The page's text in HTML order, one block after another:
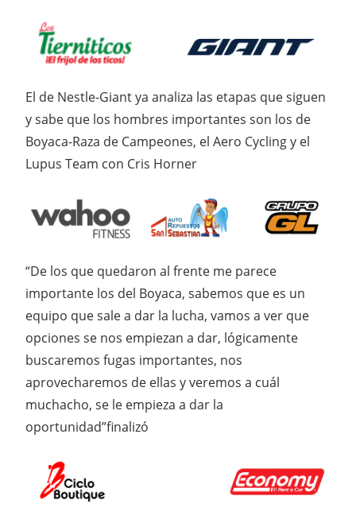
El de Nestle-Giant ya analiza las etapas que siguen
y sabe que los hombres importantes son los de
Boyaca-Raza de Campeones, el Aero Cycling y el
Lupus Team con Cris Horner
“De los que quedaron al frente me parece
importante los del Boyaca, sabemos que es un
equipo que sale a dar la lucha, vamos a ver que
opciones se nos empiezan a dar, lógicamente
buscaremos fugas importantes, nos
aprovecharemos de ellas y veremos a cuál
muchacho, se le empieza a dar la
oportunidad”finalizó